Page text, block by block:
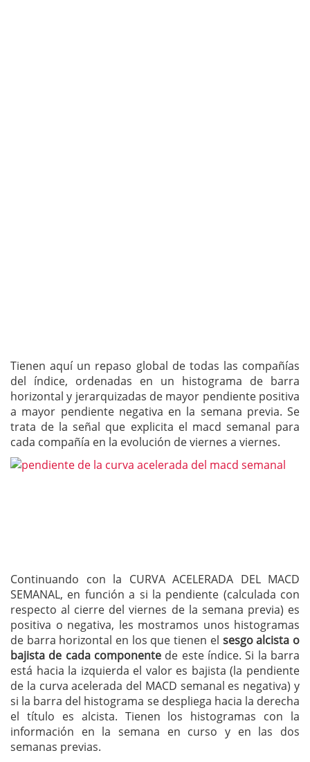
Tienen aquí un repaso global de todas las compañías
del índice, ordenadas en un histograma de barra
horizontal y jerarquizadas de mayor pendiente positiva
a mayor pendiente negativa en la semana previa. Se
trata de la señal que explicita el macd semanal para
cada compañía en la evolución de viernes a viernes.
Continuando con la CURVA ACELERADA DEL MACD
SEMANAL, en función a si la pendiente (calculada con
respecto al cierre del viernes de la semana previa) es
positiva o negativa, les mostramos unos histogramas
de barra horizontal en los que tienen el sesgo alcista o
bajista de cada componente de este índice. Si la barra
está hacia la izquierda el valor es bajista (la pendiente
de la curva acelerada del MACD semanal es negativa) y
si la barra del histograma se despliega hacia la derecha
el título es alcista. Tienen los histogramas con la
información en la semana en curso y en las dos
semanas previas.